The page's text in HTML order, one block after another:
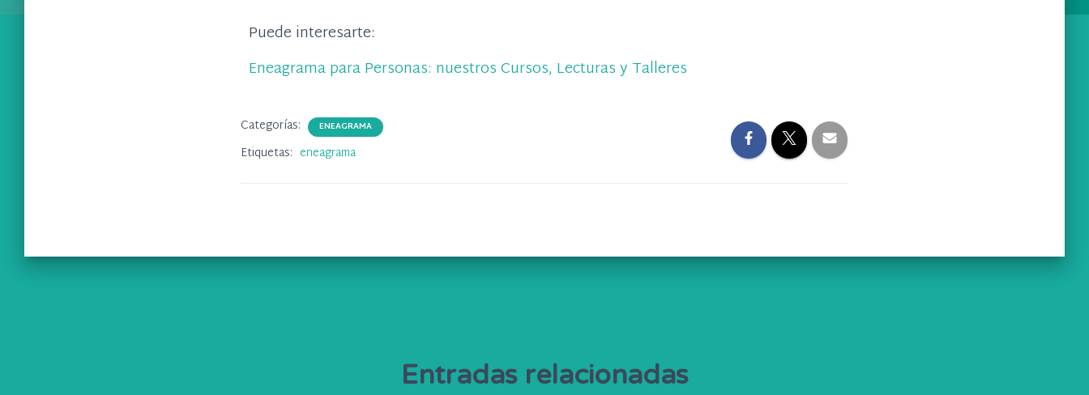
Puede interesarte:
Eneagrama para Personas: nuestros Cursos, Lecturas y Talleres
Categorías: ENEAGRAMA
Etiquetas: eneagrama
Entradas relacionadas